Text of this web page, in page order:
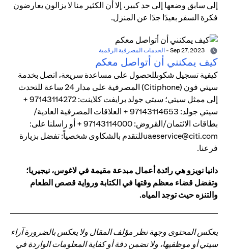
إلى سابق وضعها إلى حد كبير، إلا أن الكثير منا لا يزالون يعارضون
فكرة السفر بعيدًا جدًا عن المنزل.
- الخدمات المصرفية الرقمية
كيف يمكنني أن أتواصل معكم
كيفية تسجيل شكوىللحصول على مساعدة سريعة، اتصل بخدمة
سيتي فون (Citiphone) المصرفية على مدار 24 ساعة للتحدث
إلى ممثل سيتي؛ سيتي جولد برايفت كلاينت: 97143114272 +
سيتي جولد: 97143114653 + العلاقات المصرفية العادية/
بطاقات الائتمان/القروض: 97143114000 + أو راسلنا على:
uaeservice@citi.comللتقدم بالشكاوى شخصياً: تفضل بزيارة
فرعنا.
دانيا نويزو هي رائدة أعمال مبدعة مقيمة في لاغوس، نيجيريا؛
وتفضل قضاء معظم وقتها في الكتابة ورواية قصص الطعام
والتنزه حيث توجد المياه.
يعكس المحتوى وجهة نظر مؤلف المقال ولا يعكس بالضرورة آراء
سيتي أو موظفيها، ولا نضمن دقة أو كفاية المعلومات الواردة في